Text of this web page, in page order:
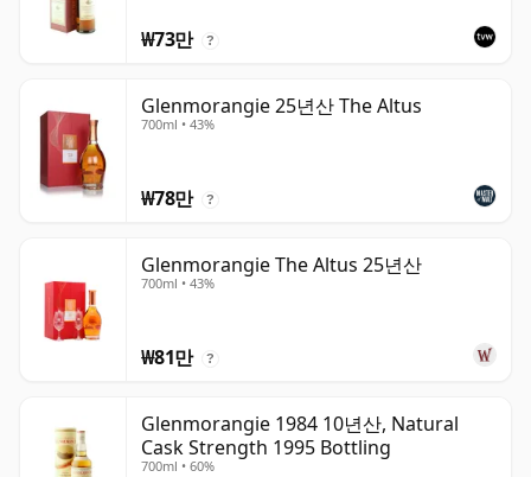
₩73만 ?
Glenmorangie 25년산 The Altus
700ml • 43%
₩78만 ?
Glenmorangie The Altus 25년산
700ml • 43%
₩81만 ?
Glenmorangie 1984 10년산, Natural
Cask Strength 1995 Bottling
700ml • 60%